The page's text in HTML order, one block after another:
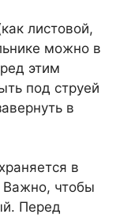
листовой,
можно в
этим
под струей
в
в
Важно, чтобы
Перед